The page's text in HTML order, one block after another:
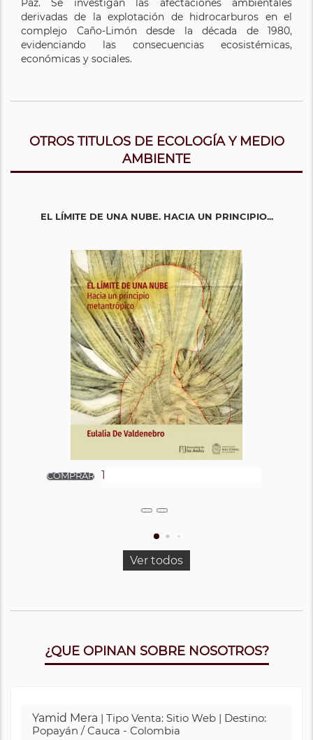
derivadas de la explotación de hidrocarburos en el
complejo Caño-Limón desde la década de 1980,
evidenciando las consecuencias ecosistémicas,
económicas y sociales.
OTROS TITULOS DE ECOLOGÍA Y MEDIO
AMBIENTE
EL LÍMITE DE UNA NUBE. HACIA UN PRINCIPIO...
Ver todos
¿QUE OPINAN SOBRE NOSOTROS?
Yamid Mera | Tipo Venta: Sitio Web | Destino:
Popayán / Cauca - Colombia